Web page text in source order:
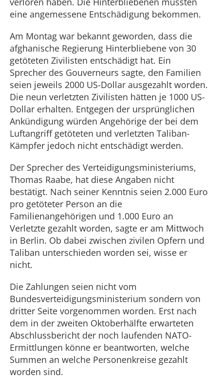
eine angemessene Entschädigung bekommen.
Am Montag war bekannt geworden, dass die
afghanische Regierung Hinterbliebene von 30
getöteten Zivilisten entschädigt hat. Ein
Sprecher des Gouverneurs sagte, den Familien
seien jeweils 2000 US-Dollar ausgezahlt worden.
Die neun verletzten Zivilisten hätten je 1000 US-
Dollar erhalten. Entgegen der ursprünglichen
Ankündigung würden Angehörige der bei dem
Luftangriff getöteten und verletzten Taliban-
Kämpfer jedoch nicht entschädigt werden.
Der Sprecher des Verteidigungsministeriums,
Thomas Raabe, hat diese Angaben nicht
bestätigt. Nach seiner Kenntnis seien 2.000 Euro
pro getöteter Person an die
Familienangehörigen und 1.000 Euro an
Verletzte gezahlt worden, sagte er am Mittwoch
in Berlin. Ob dabei zwischen zivilen Opfern und
Taliban unterschieden worden sei, wisse er
nicht.
Die Zahlungen seien nicht vom
Bundesverteidigungsministerium sondern von
dritter Seite vorgenommen worden. Erst nach
dem in der zweiten Oktoberhälfte erwarteten
Abschlussbericht der noch laufenden NATO-
Ermittlungen könne er beantworten, welche
Summen an welche Personenkreise gezahlt
worden sind.